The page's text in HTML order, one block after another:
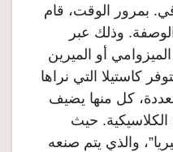
بمرور الوقت، قام
الوصفة. وذلك عبر
أو الميرين
كاستيلا التي نراها
كل منها يضيف
الكلاسيكية. حيث
والذي يتم صنعه